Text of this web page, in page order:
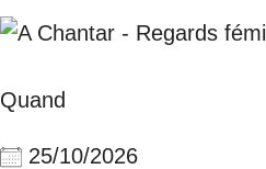
Quand
25/10/2026